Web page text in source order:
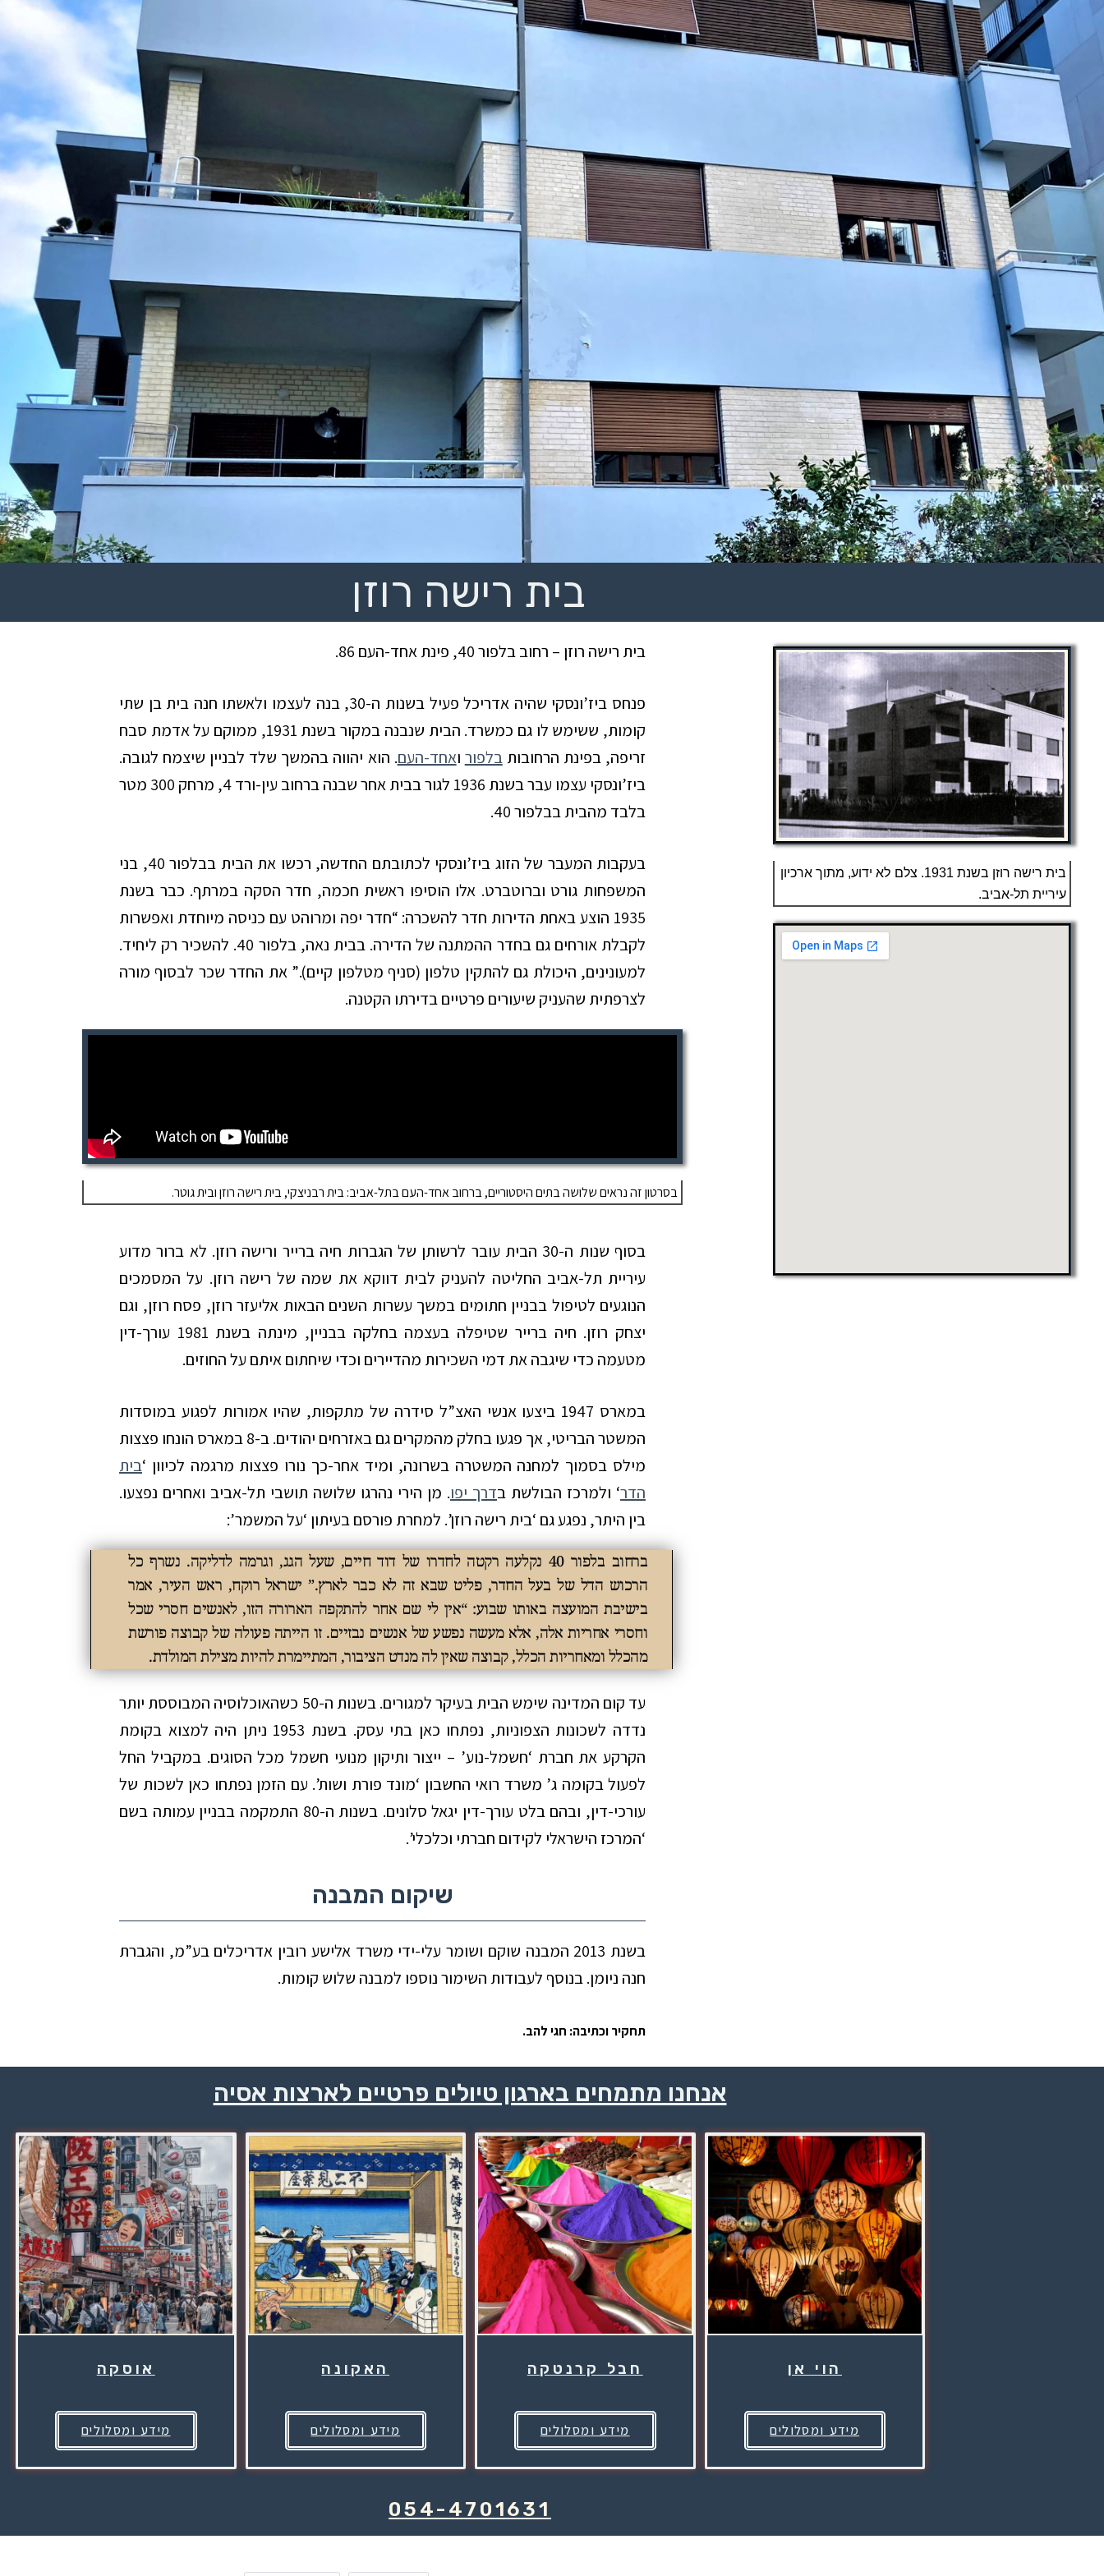
בית רישה רוזן
בית רישה רוזן – רחוב בלפור 40, פינת אחד-העם 86.
פנחס ביז’ונסקי שהיה אדריכל פעיל בשנות ה-30, בנה לעצמו ולאשתו חנה בית בן שתי
קומות, ששימש לו גם כמשרד. הבית שנבנה במקור בשנת 1931, ממוקם על אדמת סבח
זריפה, בפינת הרחובותבלפור ואחד-העם. הוא יהווה בהמשך שלד לבניין שיצמח לגובה.
ביז’ונסקי עצמו עבר בשנת 1936 לגור בבית אחר שבנה ברחוב עין-ורד 4, מרחק 300 מטר
בלבד מהבית בבלפור 40.
בעקבות המעבר של הזוג ביז’ונסקי לכתובתם החדשה, רכשו את הבית בבלפור 40, בני
המשפחות גורט וברוטברט. אלו הוסיפו ראשית חכמה, חדר הסקה במרתף. כבר בשנת
1935 הוצע באחת הדירות חדר להשכרה: “חדר יפה ומרוהט עם כניסה מיוחדת ואפשרות
לקבלת אורחים גם בחדר ההמתנה של הדירה. בבית נאה, בלפור 40. להשכיר רק ליחיד.
למעונינים, היכולת גם להתקין טלפון (סניף מטלפון קיים).” את החדר שכר לבסוף מורה
לצרפתית שהעניק שיעורים פרטיים בדירתו הקטנה.
בסרטון זה נראים שלושה בתים היסטוריים, ברחוב אחד-העם בתל-אביב: בית רבניצקי, בית רישה רוזן ובית גוטר.
בסוף שנות ה-30 הבית עובר לרשותן של הגברות חיה ברייר ורישה רוזן. לא ברור מדוע
עיריית תל-אביב החליטה להעניק לבית דווקא את שמה של רישה רוזן. על המסמכים
הנוגעים לטיפול בבניין חתומים במשך עשרות השנים הבאות אליעזר רוזן, פסח רוזן, וגם
יצחק רוזן. חיה ברייר שטיפלה בעצמה בחלקה בבניין, מינתה בשנת 1981 עורך-דין
מטעמה כדי שיגבה את דמי השכירות מהדיירים וכדי שיחתום איתם על החוזים.
במארס 1947 ביצעו אנשי האצ”ל סידרה של מתקפות, שהיו אמורות לפגוע במוסדות
המשטר הבריטי, אך פגעו בחלק מהמקרים גם באזרחים יהודים. ב-8 במארס הונחו פצצות
מילס בסמוך למחנה המשטרה בשרונה, ומיד אחר-כך נורו פצצות מרגמה לכיוון ‘בית
הדר‘ ולמרכז הבולשת בדרך יפו. מן הירי נהרגו שלושה תושבי תל-אביב ואחרים נפצעו.
בין היתר, נפגע גם ‘בית רישה רוזן’. למחרת פורסם בעיתון ‘על המשמר’:
ברחוב בלפור 40 נקלעה רקטה לחדרו של דוד חיים, שעל הגג, וגרמה לדליקה. נשרף כל
הרכוש הדל של בעל החדר, פליט שבא זה לא כבר לארץ.” ישראל רוקח, ראש העיר, אמר
בישיבת המועצה באותו שבוע: “אין לי שם אחר להתקפה הארורה הזו, לאנשים חסרי שכל
וחסרי אחריות אלה, אלא מעשה נפשע של אנשים נבזיים. זו הייתה פעולה של קבוצה פורשת
מהכלל ומאחריות הכלל, קבוצה שאין לה מנדט הציבור, המתיימרת להיות מצילת המולדת.
עד קום המדינה שימש הבית בעיקר למגורים. בשנות ה-50 כשהאוכלוסיה המבוססת יותר
נדדה לשכונות הצפוניות, נפתחו כאן בתי עסק. בשנת 1953 ניתן היה למצוא בקומת
הקרקע את חברת ‘חשמל-נוע’ – ייצור ותיקון מנועי חשמל מכל הסוגים. במקביל החל
לפעול בקומה ג’ משרד רואי החשבון ‘מונד פורת ושות’. עם הזמן נפתחו כאן לשכות של
עורכי-דין, ובהם בלט עורך-דין יגאל סלונים. בשנות ה-80 התמקמה בבניין עמותה בשם
‘המרכז הישראלי לקידום חברתי וכלכלי’.
שיקום המבנה
בשנת 2013 המבנה שוקם ושומר עלי-ידי משרד אלישע רובין אדריכלים בע”מ, והגברת
חנה ניומן. בנוסף לעבודות השימור נוספו למבנה שלוש קומות.
תחקיר וכתיבה: חגי להב.
בית רישה רוזן בשנת 1931. צלם לא ידוע, מתוך ארכיון
עיריית תל-אביב.
אנחנו מתמחים בארגון טיולים פרטיים לארצות אסיה
אוסקה
מידע ומסלולים
האקונה
מידע ומסלולים
חבל קרנטקה
מידע ומסלולים
הוי אן
מידע ומסלולים
054-4701631